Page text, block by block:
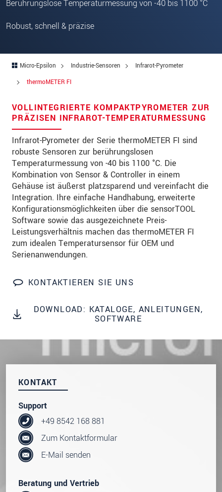
Berührungslose Temperaturmessung von -40 bis 1100 °C
Robust, schnell & präzise
Micro-Epsilon Industrie-Sensoren
Infrarot-Pyrometer
thermoMETER FI
VOLLINTEGRIERTE KOMPAKTPYROMETER ZUR
PRÄZISEN INFRAROT-TEMPERATURMESSUNG
Infrarot-Pyrometer der Serie thermoMETER FI sind
robuste Sensoren zur berührungslosen
Temperaturmessung von -40 bis 1100 °C. Die
Kombination von Sensor & Controller in einem
Gehäuse ist äußerst platzsparend und vereinfacht die
Integration. Ihre einfache Handhabung, erweiterte
Konfigurationsmöglichkeiten über die sensorTOOL
Software sowie das ausgezeichnete Preis-
Leistungsverhältnis machen das thermoMETER FI
zum idealen Temperatursensor für OEM und
Serienanwendungen.
KONTAKTIEREN SIE UNS
DOWNLOAD: KATALOGE, ANLEITUNGEN,
SOFTWARE
KONTAKT
Support
+49 8542 168 881
Zum Kontaktformular
E-Mail senden
Beratung und Vertrieb
PLZ
Ort*
Land*
Nachricht *
Bitte halten Sie mich per Mail über
Produktinnovationen auf dem Laufenden
* Pflichtangaben
Wir behandeln Ihre Daten vertraulich. Bitte lesen Sie
dazu unsereDatenschutzerklärung.
SENDEN